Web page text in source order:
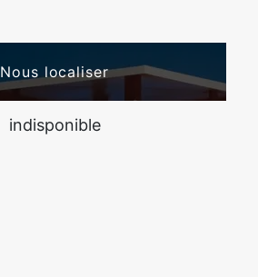
Nous localiser
indisponible